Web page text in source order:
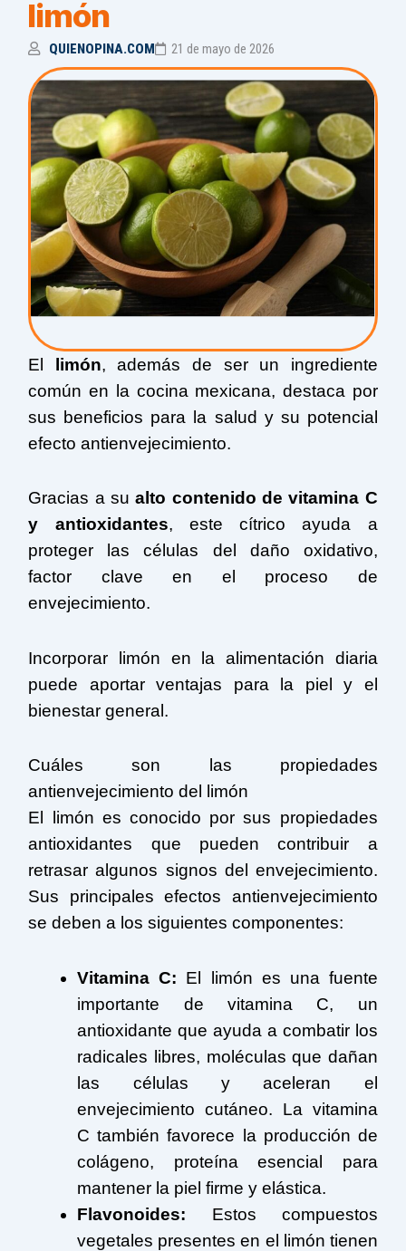
limón
QUIENOPINA.COM 21 de mayo de 2026
El limón, además de ser un ingrediente
común en la cocina mexicana, destaca por
sus beneficios para la salud y su potencial
efecto antienvejecimiento.
Gracias a sualto contenido de vitamina C
y antioxidantes, este cítrico ayuda a
proteger las células del daño oxidativo,
factor clave en el proceso de
envejecimiento.
Incorporar limón en la alimentación diaria
puede aportar ventajas para la piel y el
bienestar general.
Cuáles son las propiedades
antienvejecimiento del limón
El limón es conocido por sus propiedades
antioxidantes que pueden contribuir a
retrasar algunos signos del envejecimiento.
Sus principales efectos antienvejecimiento
se deben a los siguientes componentes:
Vitamina C: El limón es una fuente
importante de vitamina C, un
antioxidante que ayuda a combatir los
radicales libres, moléculas que dañan
las células y aceleran el
envejecimiento cutáneo. La vitamina
C también favorece la producción de
colágeno, proteína esencial para
mantener la piel firme y elástica.
Flavonoides: Estos compuestos
vegetales presentes en el limón tienen